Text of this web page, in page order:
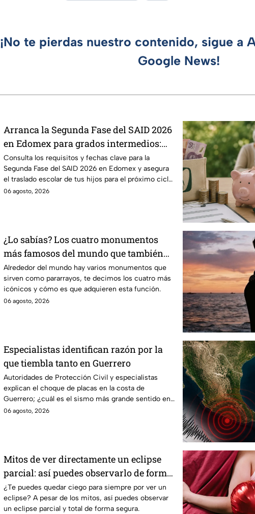
¡No te pierdas nuestro contenido, sigue a
Google News!
Arranca la Segunda Fase del SAID 2026
en Edomex para grados intermedios:
Fechas clave y requisitos para cambios
de escuela
Consulta los requisitos y fechas clave para la
Segunda Fase del SAID 2026 en Edomex y asegura
el traslado escolar de tus hijos para el próximo ciclo
escolar.
06 agosto, 2026
¿Lo sabías? Los cuatro monumentos
más famosos del mundo que también
funcionan como pararrayos
Alrededor del mundo hay varios monumentos que
sirven como pararrayos, te decimos los cuatro más
icónicos y cómo es que adquieren esta función.
06 agosto, 2026
Especialistas identifican razón por la
que tiembla tanto en Guerrero
Autoridades de Protección Civil y especialistas
explican el choque de placas en la costa de
Guerrero; ¿cuál es el sismo más grande sentido en
el estado?
06 agosto, 2026
Mitos de ver directamente un eclipse
parcial: así puedes observarlo de forma
segura
¿Te puedes quedar ciego para siempre por ver un
eclipse? A pesar de los mitos, así puedes observar
un eclipse parcial y total de forma segura.